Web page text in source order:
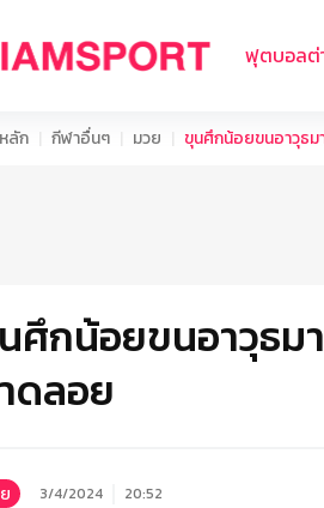
ฟุตบอลต่
ลัก กีฬาอื่นๆ มวย ขุนศึกน้อยขนอาวุธม
ศึกน้อยขนอาวุธม
ดลอย
3/4/2024 20:52